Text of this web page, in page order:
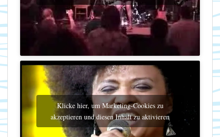
Klicke hier, um Marketing-Cookies zu
akzeptieren und diesen Inhalt zu aktivieren